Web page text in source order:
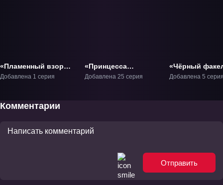
«Пламенный взор
Шаны: Фильм»
Добавлена 1 серия
«Принцесса
чудовищ» ТВ-1
Добавлена 25 серия
«Чёрный
ТВ-1
Добавлена 5
Комментарии
Отправить